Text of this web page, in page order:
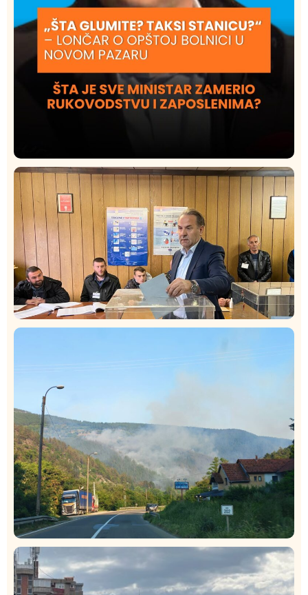
Društvo Istaknuto 422
Lončar o Opštoj bolnici u Novom Pazaru: „Šta glumite?
Taksi stanicu?“
Društvo Istaknuto 272
Požar od Magliča do Ušća, brda u plamenu –
vatrogasci na terenu